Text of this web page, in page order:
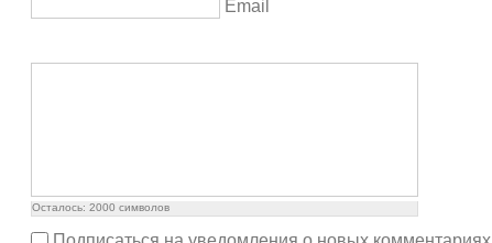
Email
Осталось: 2000 символов